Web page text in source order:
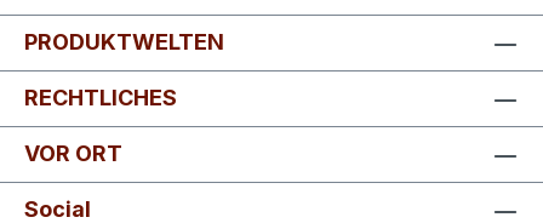
PRODUKTWELTEN
RECHTLICHES
VOR ORT
Social